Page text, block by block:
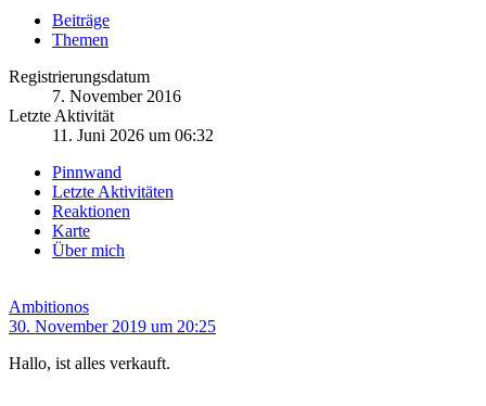
Beiträge
Themen
Registrierungsdatum
7. November 2016
Letzte Aktivität
11. Juni 2026 um 06:32
Pinnwand
Letzte Aktivitäten
Reaktionen
Karte
Über mich
Ambitionos
30. November 2019 um 20:25
Hallo, ist alles verkauft.